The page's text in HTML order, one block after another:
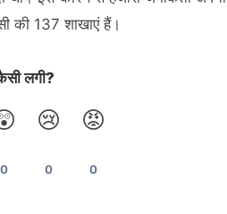
की 137 शाखाएं हैं।
लगी?
0
😢
0
😡
0